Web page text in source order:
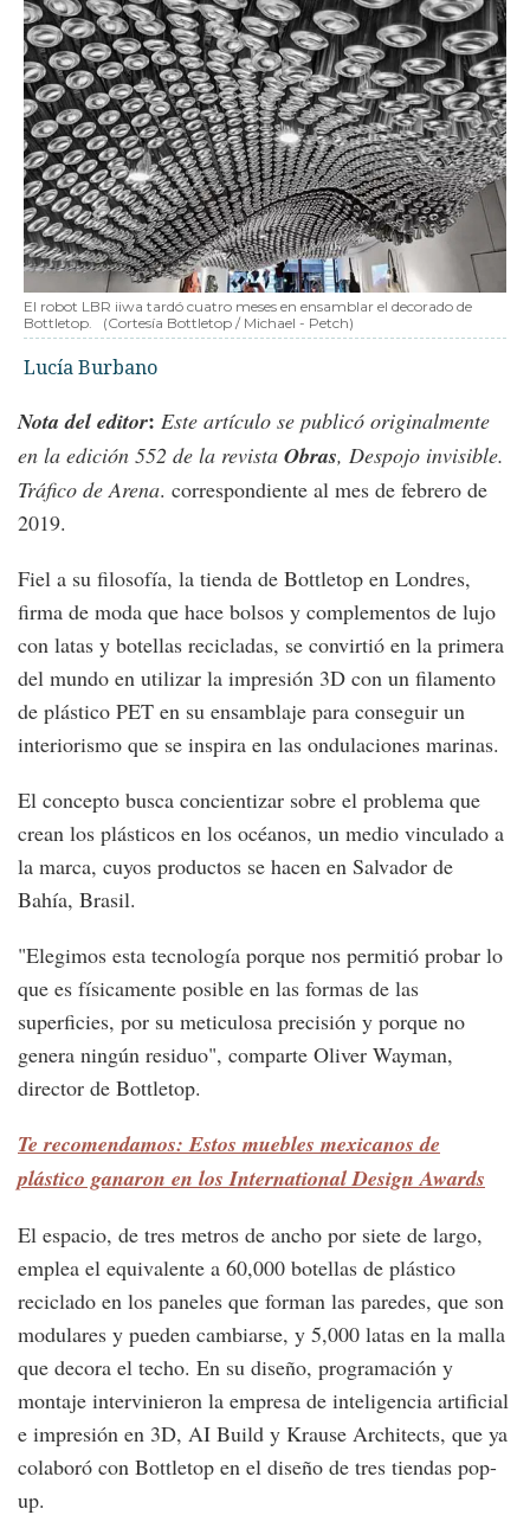
El robot LBR iiwa tardó cuatro meses en ensamblar el decorado de
Bottletop.
(Cortesía Bottletop / Michael - Petch)
Lucía Burbano
Nota del editor: Este artículo se publicó originalmente
en la edición 552 de la revista Obras, Despojo invisible.
Tráfico de Arena. correspondiente al mes de febrero de
2019.
Fiel a su filosofía, la tienda de Bottletop en Londres,
firma de moda que hace bolsos y complementos de lujo
con latas y botellas recicladas, se convirtió en la primera
del mundo en utilizar la impresión 3D con un filamento
de plástico PET en su ensamblaje para conseguir un
interiorismo que se inspira en las ondulaciones marinas.
El concepto busca concientizar sobre el problema que
crean los plásticos en los océanos, un medio vinculado a
la marca, cuyos productos se hacen en Salvador de
Bahía, Brasil.
"Elegimos esta tecnología porque nos permitió probar lo
que es físicamente posible en las formas de las
superficies, por su meticulosa precisión y porque no
genera ningún residuo", comparte Oliver Wayman,
director de Bottletop.
Te recomendamos: Estos muebles mexicanos de
plástico ganaron en los International Design Awards
El espacio, de tres metros de ancho por siete de largo,
emplea el equivalente a 60,000 botellas de plástico
reciclado en los paneles que forman las paredes, que son
modulares y pueden cambiarse, y 5,000 latas en la malla
que decora el techo. En su diseño, programación y
montaje intervinieron la empresa de inteligencia artificial
e impresión en 3D, AI Build y Krause Architects, que ya
colaboró con Bottletop en el diseño de tres tiendas pop-
up.